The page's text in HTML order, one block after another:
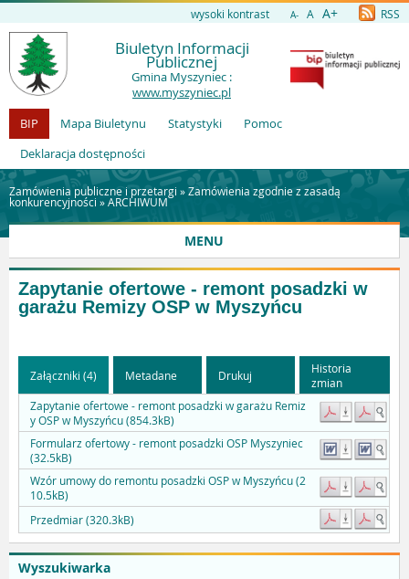
wysoki kontrast A- A A+ RSS
Biuletyn Informacji
Publicznej
Gmina Myszyniec :
www.myszyniec.pl
BIP
Mapa Biuletynu Statystyki
Pomoc
Deklaracja dostępności
Zamówienia publiczne i przetargi »Zamówienia zgodnie z zasadą
konkurencyjności »ARCHIWUM
MENU
Wyszukiwarka
Zapytanie ofertowe - remont posadzki w
garażu Remizy OSP w Myszyńcu
Załączniki (4) Metadane Drukuj
Historia
zmian
Zapytanie ofertowe - remont posadzki w garażu Remiz
y OSP w Myszyńcu (854.3kB)
Formularz ofertowy - remont posadzki OSP Myszyniec
(32.5kB)
Wzór umowy do remontu posadzki OSP w Myszyńcu (2
10.5kB)
Przedmiar (320.3kB)